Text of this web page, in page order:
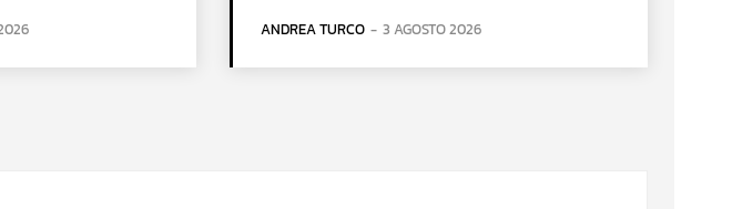
ANDREA TURCO - 3 AGOSTO 2026